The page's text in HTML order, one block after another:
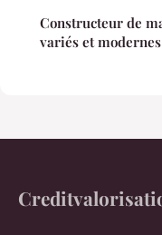
Constructeur de
variés et modernes